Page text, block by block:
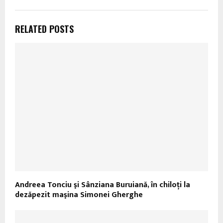
RELATED POSTS
Andreea Tonciu şi Sânziana Buruiană, în chiloţi la
dezăpezit maşina Simonei Gherghe